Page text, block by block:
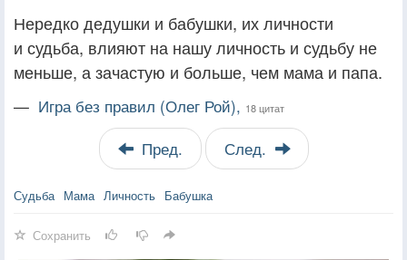
Нередко дедушки и бабушки, их личности
и судьба, влияют на нашу личность и судьбу не
меньше, а зачастую и больше, чем мама и папа.
— Игра без правил (Олег Рой), 18 цитат
Пред. След.
Судьба Мама Личность Бабушка
Сохранить